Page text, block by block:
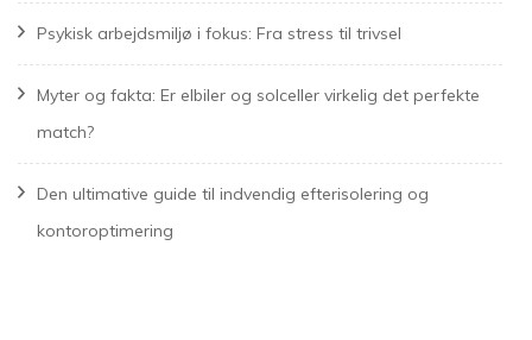
Psykisk arbejdsmiljø i fokus: Fra stress til trivsel
Myter og fakta: Er elbiler og solceller virkelig det perfekte
match?
Den ultimative guide til indvendig efterisolering og
kontoroptimering